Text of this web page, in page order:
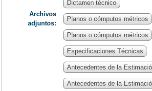
Archivos
adjuntos:
Dictamen técnico
Planos o cómputos métricos
Planos o cómputos métricos
Especificaciones Técnicas
Antecedentes de la
Antecedentes de la